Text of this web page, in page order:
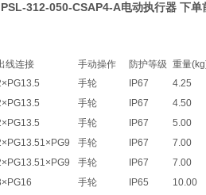
PSL-312-050-CSAP4-A电动执行器 下单
线连接 手动操作 防护等级 重量
手轮 IP67 4.25
手轮 IP67 4.50
手轮 IP67 5.00
手轮 IP67 7.00
手轮 IP67 7.00
手轮 IP65 10.00